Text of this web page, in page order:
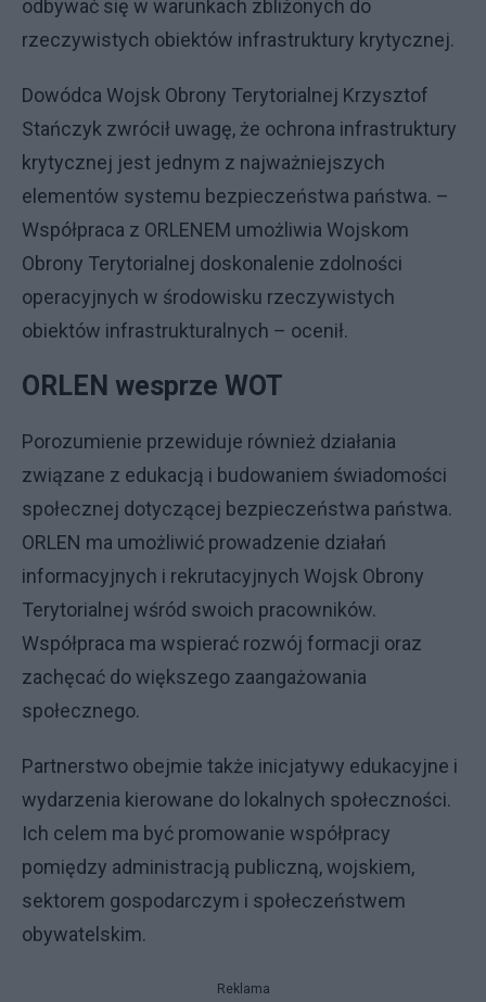
odbywać się w warunkach zbliżonych do
rzeczywistych obiektów infrastruktury krytycznej.
Dowódca Wojsk Obrony Terytorialnej Krzysztof
Stańczyk zwrócił uwagę, że ochrona infrastruktury
krytycznej jest jednym z najważniejszych
elementów systemu bezpieczeństwa państwa. –
Współpraca z ORLENEM umożliwia Wojskom
Obrony Terytorialnej doskonalenie zdolności
operacyjnych w środowisku rzeczywistych
obiektów infrastrukturalnych – ocenił.
ORLEN wesprze WOT
Porozumienie przewiduje również działania
związane z edukacją i budowaniem świadomości
społecznej dotyczącej bezpieczeństwa państwa.
ORLEN ma umożliwić prowadzenie działań
informacyjnych i rekrutacyjnych Wojsk Obrony
Terytorialnej wśród swoich pracowników.
Współpraca ma wspierać rozwój formacji oraz
zachęcać do większego zaangażowania
społecznego.
Partnerstwo obejmie także inicjatywy edukacyjne i
wydarzenia kierowane do lokalnych społeczności.
Ich celem ma być promowanie współpracy
pomiędzy administracją publiczną, wojskiem,
sektorem gospodarczym i społeczeństwem
obywatelskim.
Reklama